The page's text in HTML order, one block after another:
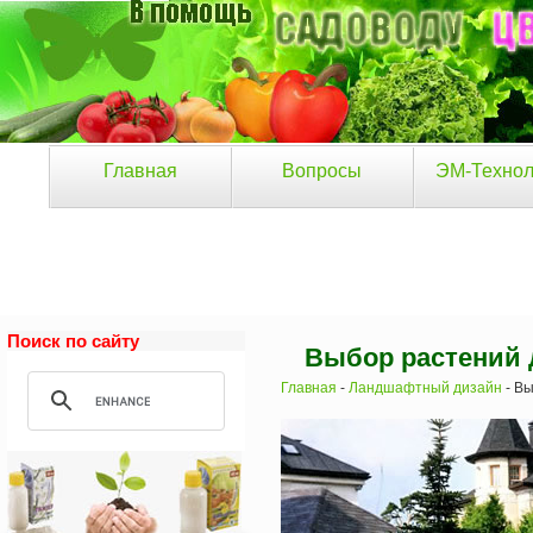
Главная Вопросы ЭМ-
Поиск по сайту
Выбор растений
Главная - Ландшафтный дизайн -